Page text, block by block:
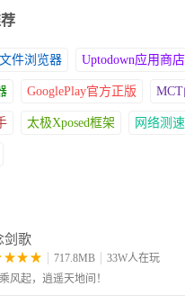
件浏览器 Uptodown应用商店
GooglePlay官方正版
太极Xposed框架 网络测
剑歌
717.8MB
33W人在玩
风起，逍遥天地间！